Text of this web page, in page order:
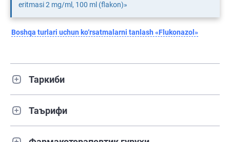
eritmasi 2 mg/ml, 100 ml (flakon)»
Boshqa turlari uchun ko‘rsatmalarni tanlash «Flukonazol»
Таркиби
Таърифи